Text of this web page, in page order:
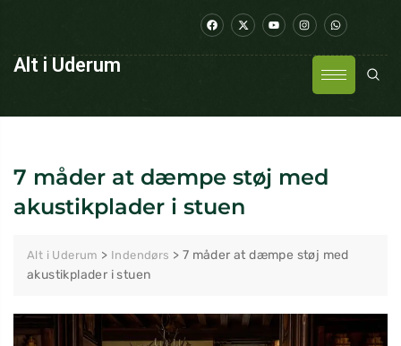
Alt i Uderum
7 måder at dæmpe støj med
akustikplader i stuen
Alt i Uderum > Indendørs > 7 måder at dæmpe støj med
akustikplader i stuen